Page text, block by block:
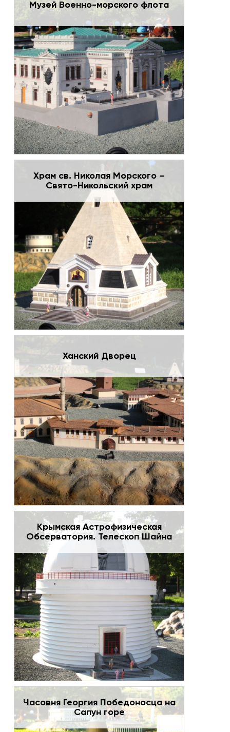
Музей Военно-морского флота
Храм св. Николая Морского –
Свято-Никольский храм
Ханский Дворец
Крымская Астрофизическая
Обсерватория. Телескоп Шайна
Часовня Георгия Победоносца на
Сапун горе